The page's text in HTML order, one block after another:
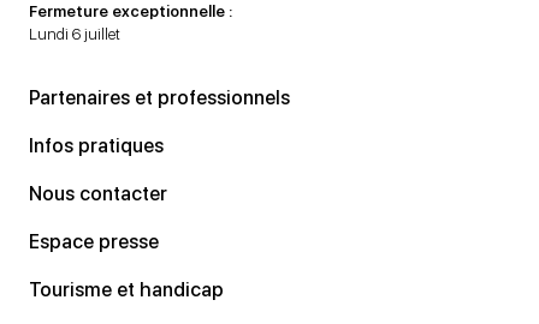
Fermeture exceptionnelle :
Lundi 6 juillet
Partenaires et professionnels
Infos pratiques
Nous contacter
Espace presse
Tourisme et handicap